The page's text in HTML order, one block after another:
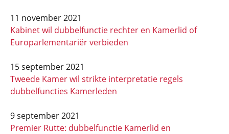
11 november 2021
Kabinet wil dubbelfunctie rechter en Kamerlid of
Europarlementariër verbieden
15 september 2021
Tweede Kamer wil strikte interpretatie regels
dubbelfuncties Kamerleden
9 september 2021
Premier Rutte: dubbelfunctie Kamerlid en